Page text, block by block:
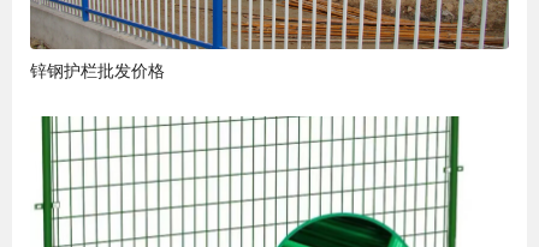
锌钢护栏批发价格